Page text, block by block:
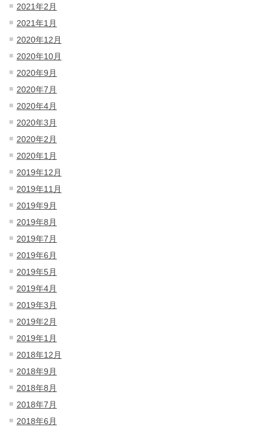
2021年2月
2021年1月
2020年12月
2020年10月
2020年9月
2020年7月
2020年4月
2020年3月
2020年2月
2020年1月
2019年12月
2019年11月
2019年9月
2019年8月
2019年7月
2019年6月
2019年5月
2019年4月
2019年3月
2019年2月
2019年1月
2018年12月
2018年9月
2018年8月
2018年7月
2018年6月